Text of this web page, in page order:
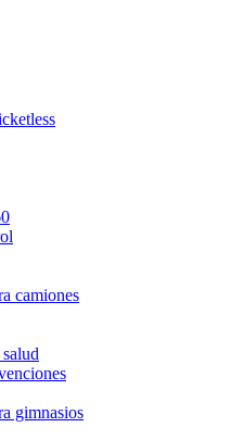
camiones
gimnasios